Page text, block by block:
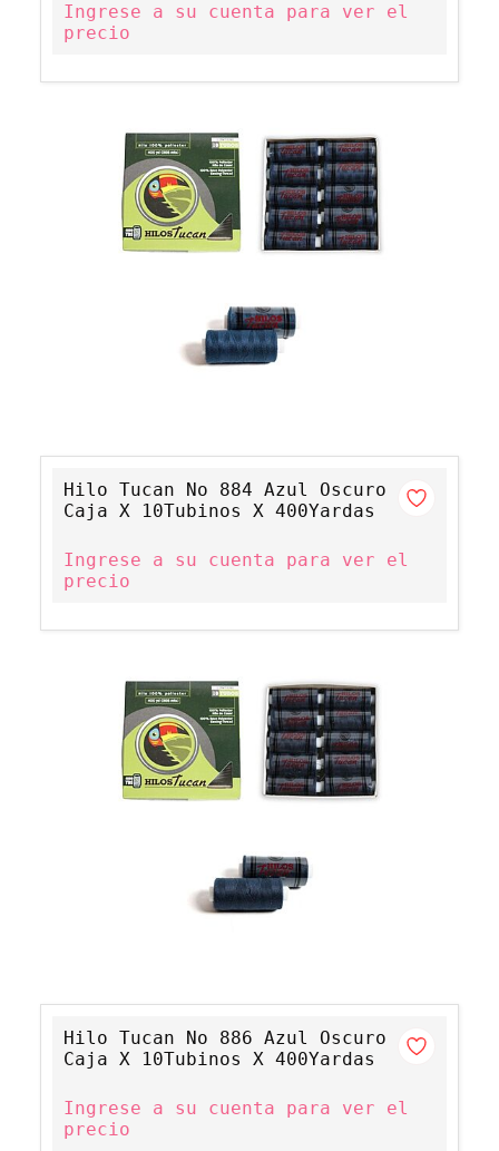
Ingrese a su cuenta para ver el
precio
Hilo Tucan No 884 Azul Oscuro
Caja X 10Tubinos X 400Yardas
Ingrese a su cuenta para ver el
precio
Hilo Tucan No 886 Azul Oscuro
Caja X 10Tubinos X 400Yardas
Ingrese a su cuenta para ver el
precio